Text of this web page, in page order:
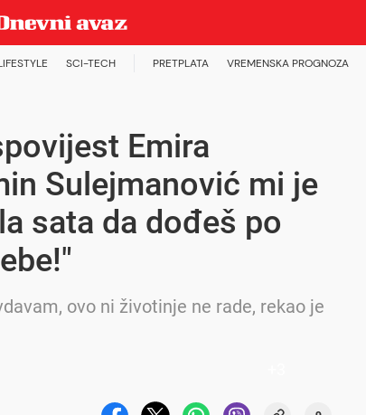
SCI-TECH PRETPLATA VREMENSKA PROGNOZA
Emira
Sulejmanović mi je
sata da dođeš po
ovo ni životinje ne rade, rekao je